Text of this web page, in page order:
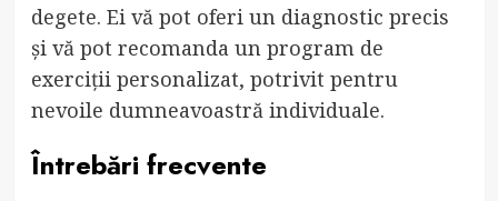
degete. Ei vă pot oferi un diagnostic precis
și vă pot recomanda un program de
exerciții personalizat, potrivit pentru
nevoile dumneavoastră individuale.
Întrebări frecvente